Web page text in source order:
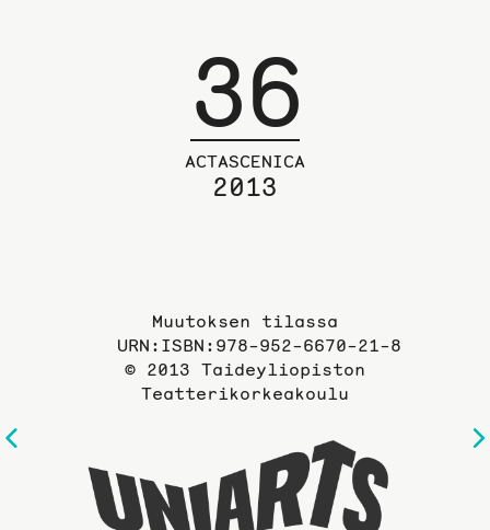
sivulle
36
ACTASCENICA
2013
Muutoksen tilassa
URN:ISBN:978-952-6670-21-8
© 2013 Taideyliopiston
Teatterikorkeakoulu